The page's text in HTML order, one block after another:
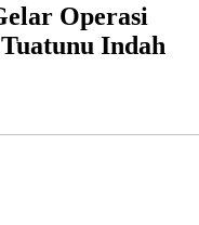
Operasi
Indah